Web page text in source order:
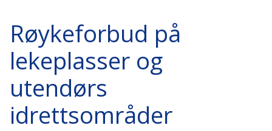
Røykeforbud på
lekeplasser og
utendørs
idrettsområder